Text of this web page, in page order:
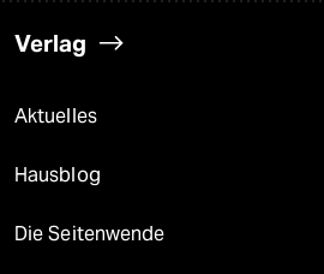
Verlag
Aktuelles
Hausblog
Die Seitenwende